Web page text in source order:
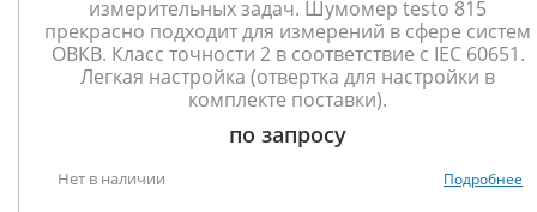
измерительных задач. Шумомер testo 815
прекрасно подходит для измерений в сфере систем
ОВКВ. Класс точности 2 в соответствие с IEC 60651.
Легкая настройка (отвертка для настройки в
комплекте поставки).
по запросу
Нет в наличии Подробнее